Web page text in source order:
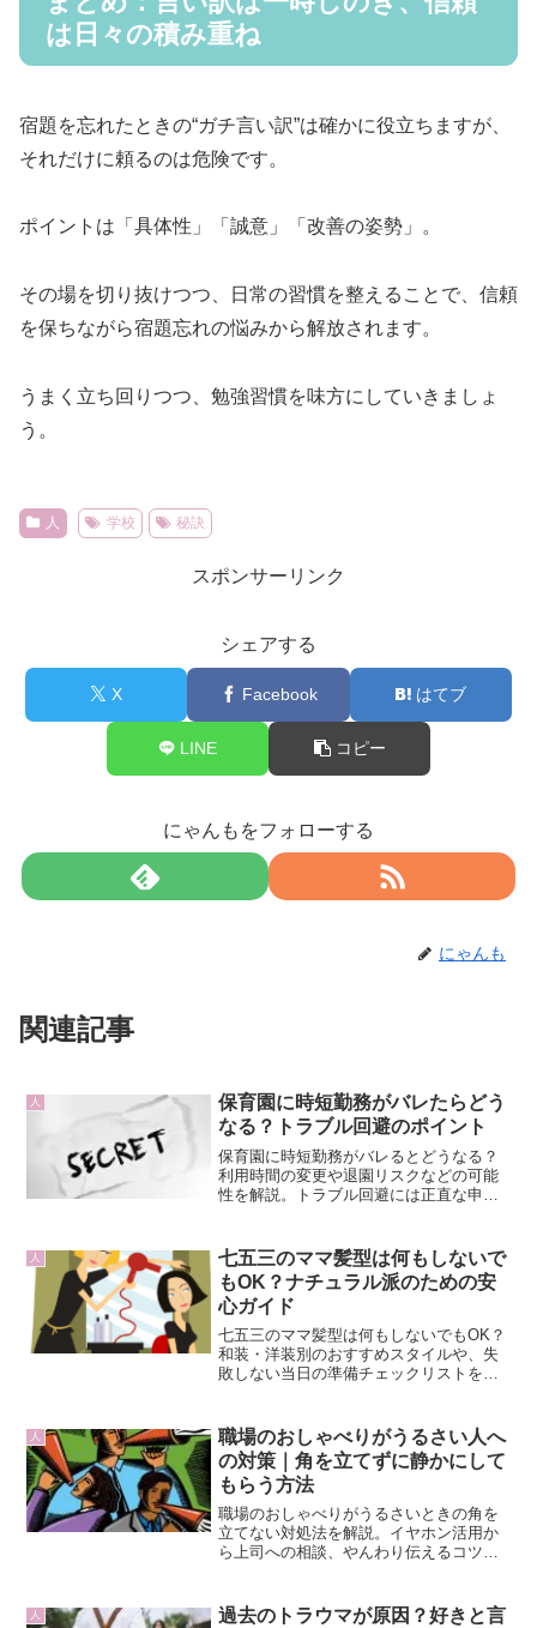
は日々の積み重ね
宿題を忘れたときの“ガチ言い訳”は確かに役立ちますが、
それだけに頼るのは危険です。
ポイントは「具体性」「誠意」「改善の姿勢」。
その場を切り抜けつつ、日常の習慣を整えることで、信頼
を保ちながら宿題忘れの悩みから解放されます。
うまく立ち回りつつ、勉強習慣を味方にしていきましょ
う。
人 学校 秘訣
スポンサーリンク
シェアする
X Facebook はてブ
LINE コピー
にゃんもをフォローする
にゃんも
関連記事
人
保育園に時短勤務がバレたらどう
なる？トラブル回避のポイント
保育園に時短勤務がバレるとどうなる？
利用時間の変更や退園リスクなどの可能
性を解説。トラブル回避には正直な申告
人
七五三のママ髪型は何もしないで
もOK？ナチュラル派のための安
心ガイド
七五三のママ髪型は何もしないでもOK？
和装・洋装別のおすすめスタイルや、失
敗しない当日の準備チェックリストを紹
人
職場のおしゃべりがうるさい人へ
の対策｜角を立てずに静かにして
もらう方法
職場のおしゃべりがうるさいときの角を
立てない対処法を解説。イヤホン活用か
ら上司への相談、やんわり伝えるコツま
人
過去のトラウマが原因？好きと言